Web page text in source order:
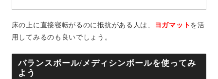
床の上に直接寝転がるのに抵抗がある人は、 ヨガマット を活
用してみるのも良いでしょう。
バランスボール/メディシンボールを使ってみ
よう